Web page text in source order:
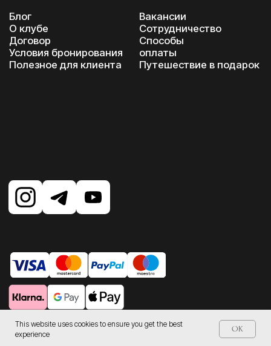
This website uses cookies to ensure you get the best
experience
OK